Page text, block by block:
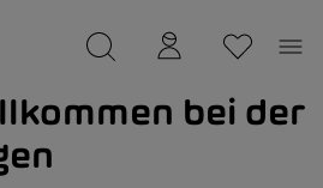
Garage gespeichert.
bei der